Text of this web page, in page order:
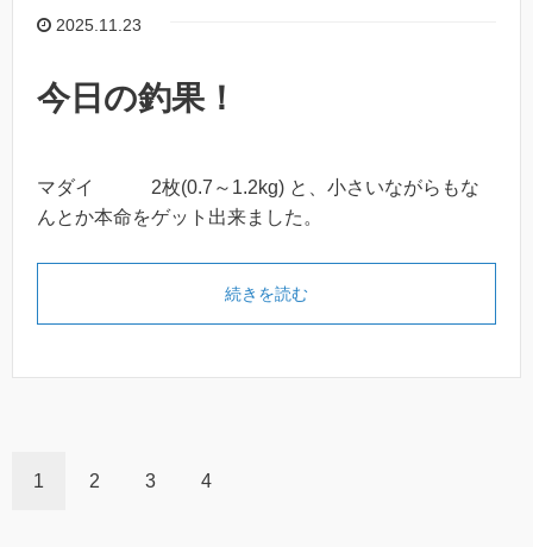
2025.11.23
今日の釣果！
マダイ 2枚(0.7～1.2kg) と、小さいながらもな
んとか本命をゲット出来ました。
続きを読む
1 2 3 4